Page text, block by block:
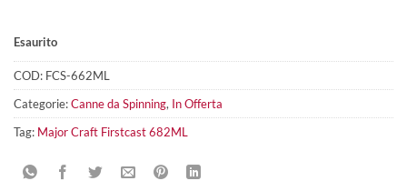
Esaurito
COD: FCS-662ML
Categorie:Canne da Spinning, In Offerta
Tag: Major Craft Firstcast 682ML